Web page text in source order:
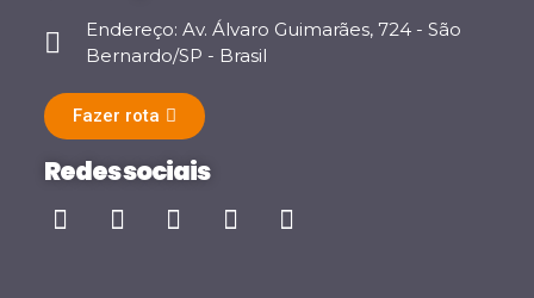
Endereço: Av. Álvaro Guimarães, 724 - São
Bernardo/SP - Brasil
Fazer rota
Redes sociais